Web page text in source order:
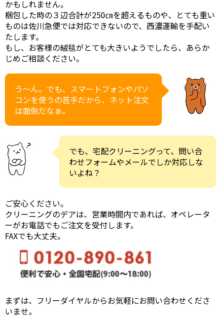
かもしれません。
梱包した時の３辺合計が250㎝を超えるものや、とても重い
ものは佐川急便では対応できないので、西濃運輸を手配い
たします。
もし、お客様の絨毯がとても大きいようでしたら、あらか
じめご相談ください。
う～ん。でも、スマートフォンやパソ
コンを使うの苦手だから、ネット注文
は面倒だなぁ。
でも、宅配クリーニングって、問い合
わせフォームやメールでしか対応しな
いよね？
ご安心ください。
クリーニングのデアは、営業時間内であれば、オペレータ
ーがお電話でもご注文を受付します。
FAXでも大丈夫。
まずは、フリーダイヤルからお気軽にお問い合わせくださ
いませ。